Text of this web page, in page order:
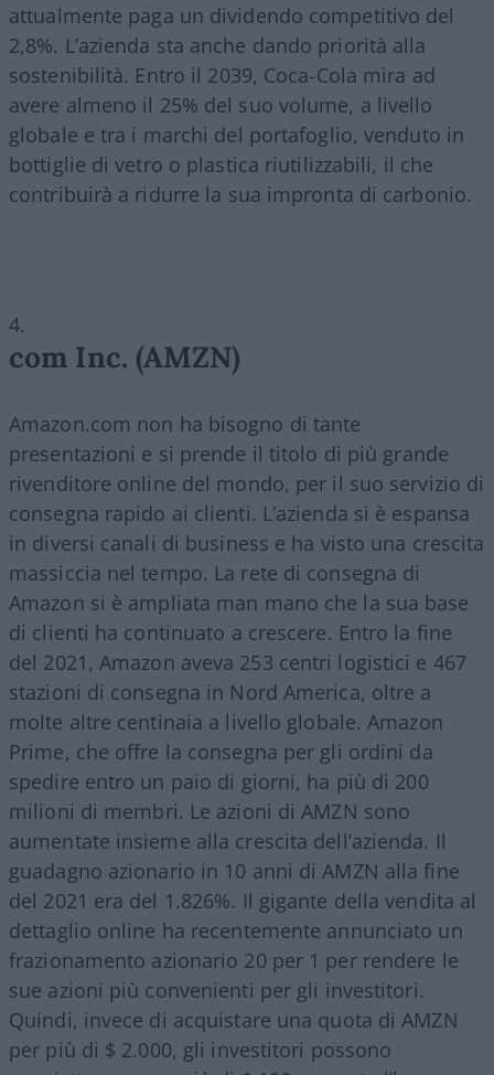
attualmente paga un dividendo competitivo del
2,8%. L’azienda sta anche dando priorità alla
sostenibilità. Entro il 2039, Coca-Cola mira ad
avere almeno il 25% del suo volume, a livello
globale e tra i marchi del portafoglio, venduto in
bottiglie di vetro o plastica riutilizzabili, il che
contribuirà a ridurre la sua impronta di carbonio.
com Inc. (AMZN)
Amazon.com non ha bisogno di tante
presentazioni e si prende il titolo di più grande
rivenditore online del mondo, per il suo servizio di
consegna rapido ai clienti. L’azienda si è espansa
in diversi canali di business e ha visto una crescita
massiccia nel tempo. La rete di consegna di
Amazon si è ampliata man mano che la sua base
di clienti ha continuato a crescere. Entro la fine
del 2021, Amazon aveva 253 centri logistici e 467
stazioni di consegna in Nord America, oltre a
molte altre centinaia a livello globale. Amazon
Prime, che offre la consegna per gli ordini da
spedire entro un paio di giorni, ha più di 200
milioni di membri. Le azioni di AMZN sono
aumentate insieme alla crescita dell’azienda. Il
guadagno azionario in 10 anni di AMZN alla fine
del 2021 era del 1.826%. Il gigante della vendita al
dettaglio online ha recentemente annunciato un
frazionamento azionario 20 per 1 per rendere le
sue azioni più convenienti per gli investitori.
Quindi, invece di acquistare una quota di AMZN
per più di $ 2.000, gli investitori possono